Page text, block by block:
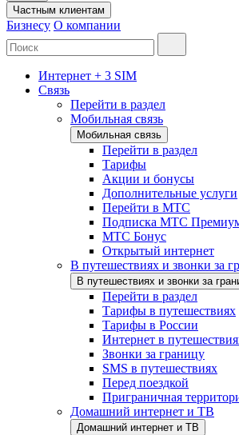
Частным клиентам
Бизнесу О компании
Интернет + 3 SIM
Связь
Перейти в раздел
Мобильная связь
Мобильная связь
Перейти в раздел
Тарифы
Акции и бонусы
Дополнительные услуги
Перейти в МТС
Подписка МТС
МТС Бонус
Открытый интернет
В путешествиях и звонки за
В путешествиях и звонки за
Перейти в раздел
Тарифы в путешествиях
Тарифы в России
Интернет в
Звонки за границу
SMS в путешествиях
Перед поездкой
Приграничная
Домашний интернет и ТВ
Домашний интернет и ТВ